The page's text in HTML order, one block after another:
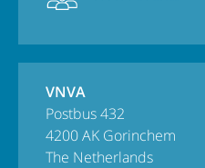
VNVA
Postbus 432
4200 AK Gorinchem
The Netherlands